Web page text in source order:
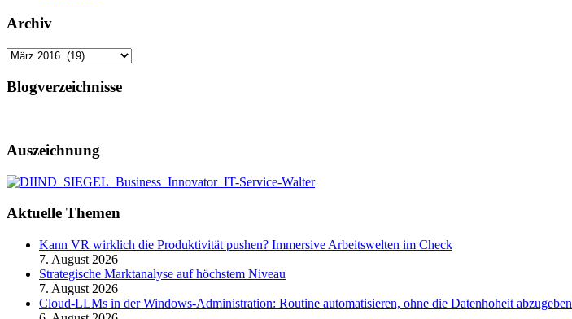
Archiv
Archiv
Blogverzeichnisse
Auszeichnung
Aktuelle Themen
Kann VR wirklich die Produktivität pushen? Immersive Arbeitswelten im Check
7. August 2026
Strategische Marktanalyse auf höchstem Niveau
7. August 2026
Cloud-LLMs in der Windows-Administration: Routine automatisieren, ohne die Datenhoheit abzugeben